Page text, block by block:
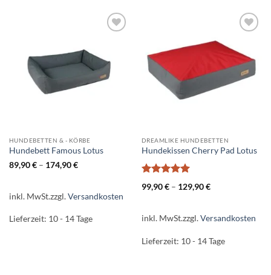
Wunschliste
HUNDEBETTEN & - KÖRBE
Hundebett Famous Lotus
89,90€– 174,90€
inkl. MwSt.zzgl.Versandkosten
Lieferzeit: 10 - 14 Tage
Wunschliste
DREAMLIKE HUNDEBETTEN
Hundekissen Cherry Pad Lotus
Bewertet
mit5 von
99,90€– 129,90€
inkl. MwSt.zzgl.Versandkosten
Lieferzeit: 10 - 14 Tage